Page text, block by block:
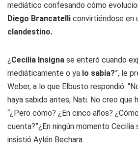
mediático confesando cómo
Diego Brancatelli convirtiéndose en
clandestino.
¿ Cecilia Insigna se enteró cuando
mediáticamente o ya lo sabía?”, le
Weber, a lo que Elbusto respondió:
haya sabido antes, Nati. No creo que
“¿Pero cómo? ¿En cinco años?
cuenta?”¿En ningún momento Cecilia
insistió Aylén Bechara.